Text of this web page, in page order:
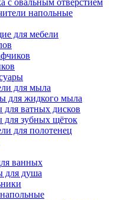
напольные
для мебели
для мыла
для жидкого мыла
для ватных дисков
для зубных щёток
для полотенец
ванных
для душа